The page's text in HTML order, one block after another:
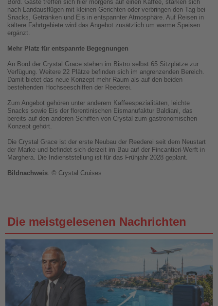
Bord. Gäste treffen sich hier morgens auf einen Kaffee, stärken sich
nach Landausflügen mit kleinen Gerichten oder verbringen den Tag bei
Snacks, Getränken und Eis in entspannter Atmosphäre. Auf Reisen in
kältere Fahrtgebiete wird das Angebot zusätzlich um warme Speisen
ergänzt.
Mehr Platz für entspannte Begegnungen
An Bord der Crystal Grace stehen im Bistro selbst 65 Sitzplätze zur
Verfügung. Weitere 22 Plätze befinden sich im angrenzenden Bereich.
Damit bietet das neue Konzept mehr Raum als auf den beiden
bestehenden Hochseeschiffen der Reederei.
Zum Angebot gehören unter anderem Kaffeespezialitäten, leichte
Snacks sowie Eis der florentinischen Eismanufaktur Baldiani, das
bereits auf den anderen Schiffen von Crystal zum gastronomischen
Konzept gehört.
Die Crystal Grace ist der erste Neubau der Reederei seit dem Neustart
der Marke und befindet sich derzeit im Bau auf der Fincantieri-Werft in
Marghera. Die Indienststellung ist für das Frühjahr 2028 geplant.
Bildnachweis: © Crystal Cruises
Die meistgelesenen Nachrichten